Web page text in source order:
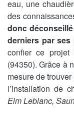
eau, une
des
donc
derniers par
confier ce projet
(94350). Grâce à
mesure de
l’installation de
Elm Leblanc,